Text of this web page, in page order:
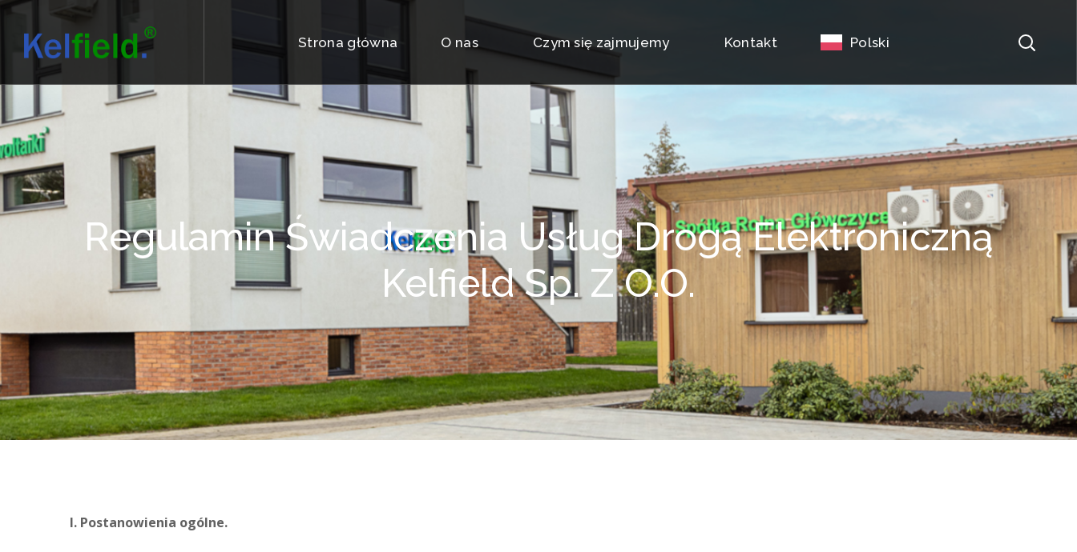
Strona główna O nas Czym się zajmujemy Kontakt Polski
Regulamin Świadczenia Usług Drogą Elektroniczną
Kelfield Sp. Z O.o.
I. Postanowienia ogólne.